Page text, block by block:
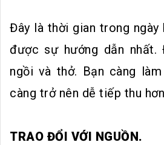
Đây là thời gian trong ngày
được sự hướng dẫn nhất.
ngồi và thở. Bạn càng
càng trở nên dễ tiếp thu
TRAO ĐỔI VỚI NGUỒN.